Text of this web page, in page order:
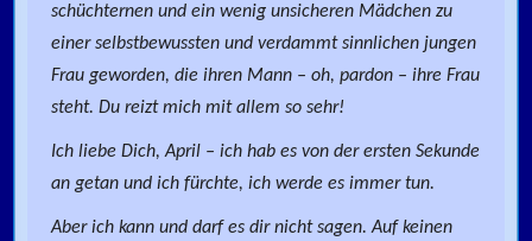
schüchternen und ein wenig unsicheren Mädchen zu
einer selbstbewussten und verdammt sinnlichen jungen
Frau geworden, die ihren Mann – oh, pardon – ihre Frau
steht. Du reizt mich mit allem so sehr!
Ich liebe Dich, April – ich hab es von der ersten Sekunde
an getan und ich fürchte, ich werde es immer tun.
Aber ich kann und darf es dir nicht sagen. Auf keinen